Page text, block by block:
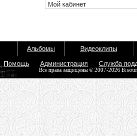
Альбомы Видеоклипы
Помощь Администрация Служба
Все права защищены © 2007-2026